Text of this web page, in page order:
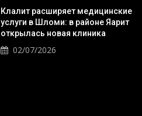
Клалит расширяет медицинские
услуги в Шломи: в районе Яарит
открылась новая клиника
02/07/2026